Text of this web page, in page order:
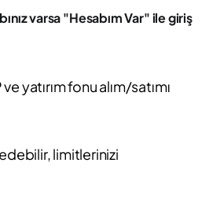
varsa "Hesabım Var" ile giriş
yatırım fonu alım/satımı
limitlerinizi